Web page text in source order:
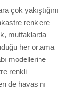
çok yakıştığını
renklere
mutfaklarda
her ortama
modellerine
renkli
de havasını